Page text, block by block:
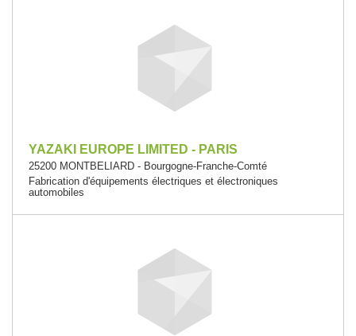
YAZAKI EUROPE LIMITED - PARIS
25200 MONTBELIARD - Bourgogne-Franche-Comté
Fabrication d'équipements électriques et électroniques
automobiles